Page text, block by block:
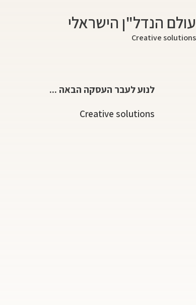
לתוכן
עולם הנדל"ן הישראלי
Creative solutions
לנוע לעבר העסקה הבאה ...
Creative solutions